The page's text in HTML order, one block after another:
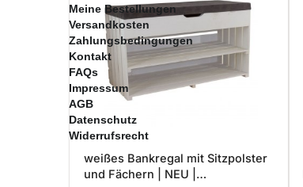
Meine Bestellungen
Versandkosten
Zahlungsbedingungen
Kontakt
FAQs
Impressum
AGB
Datenschutz
Widerrufsrecht
weißes Bankregal mit Sitzpolster
und Fächern | NEU |